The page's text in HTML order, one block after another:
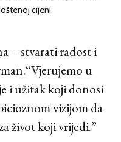
cijeni.
– stvarati radost i
Vjerujemo u
i užitak koji donosi
vizijom da
život koji vrijedi.”